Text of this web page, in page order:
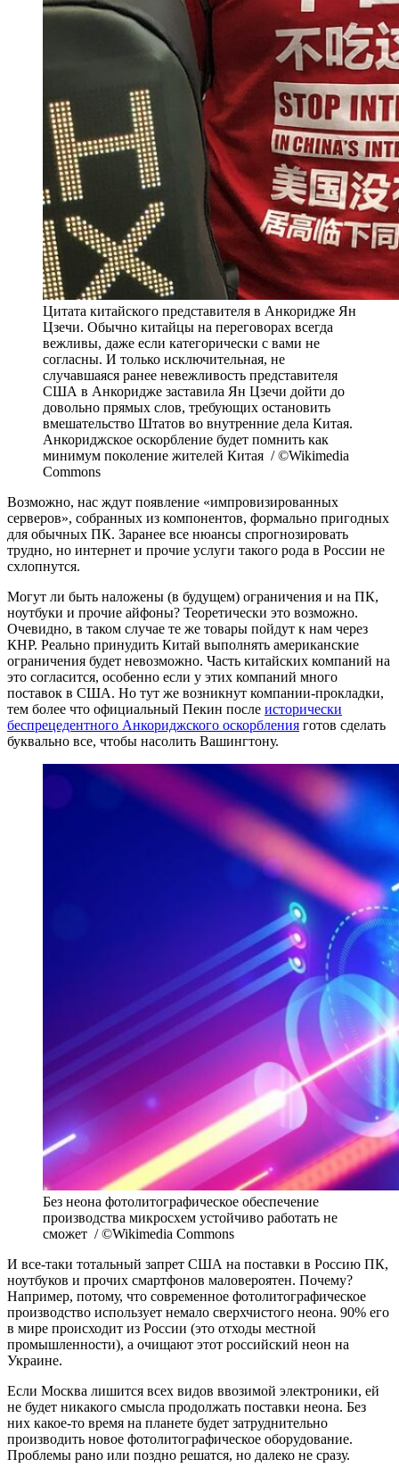
Цитата китайского представителя в Анкоридже Ян
Цзечи. Обычно китайцы на переговорах всегда
вежливы, даже если категорически с вами не
согласны. И только исключительная, не
случавшаяся ранее невежливость представителя
США в Анкоридже заставила Ян Цзечи дойти до
довольно прямых слов, требующих остановить
вмешательство Штатов во внутренние дела Китая.
Анкориджское оскорбление будет помнить как
минимум поколение жителей Китая / ©Wikimedia
Commons
Возможно, нас ждут появление «импровизированных
серверов», собранных из компонентов, формально пригодных
для обычных ПК. Заранее все нюансы спрогнозировать
трудно, но интернет и прочие услуги такого рода в России не
схлопнутся.
Могут ли быть наложены (в будущем) ограничения и на ПК,
ноутбуки и прочие айфоны? Теоретически это возможно.
Очевидно, в таком случае те же товары пойдут к нам через
КНР. Реально принудить Китай выполнять американские
ограничения будет невозможно. Часть китайских компаний на
это согласится, особенно если у этих компаний много
поставок в США. Но тут же возникнут компании-прокладки,
тем более что официальный Пекин после исторически
беспрецедентного Анкориджского оскорбления готов сделать
буквально все, чтобы насолить Вашингтону.
Без неона фотолитографическое обеспечение
производства микросхем устойчиво работать не
сможет / ©Wikimedia Commons
И все-таки тотальный запрет США на поставки в Россию ПК,
ноутбуков и прочих смартфонов маловероятен. Почему?
Например, потому, что современное фотолитографическое
производство использует немало сверхчистого неона. 90% его
в мире происходит из России (это отходы местной
промышленности), а очищают этот российский неон на
Украине.
Если Москва лишится всех видов ввозимой электроники, ей
не будет никакого смысла продолжать поставки неона. Без
них какое-то время на планете будет затруднительно
производить новое фотолитографическое оборудование.
Проблемы рано или поздно решатся, но далеко не сразу.